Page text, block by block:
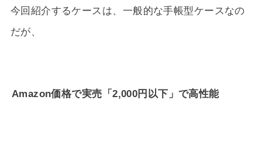
今回紹介するケースは、一般的な手帳型ケースなの
だが、
Amazon価格で実売「2,000円以下」で高性能